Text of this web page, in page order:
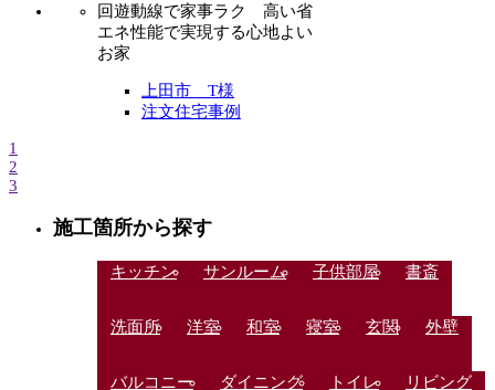
回遊動線で家事ラク 高い省
エネ性能で実現する心地よい
お家
上田市 T様
注文住宅事例
1
2
3
施工箇所から探す
キッチン サンルーム 子供部屋 書斎
洗面所 洋室 和室 寝室 玄関 外壁
バルコニー ダイニング トイレ リビング